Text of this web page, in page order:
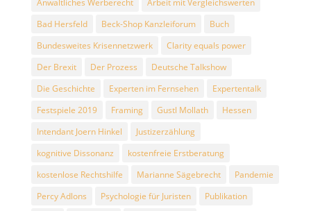
Anwaltliches Werberecht
Arbeit mit Vergleichswerten
Bad Hersfeld
Beck-Shop Kanzleiforum
Buch
Bundesweites Krisennetzwerk
Clarity equals power
Der Brexit
Der Prozess
Deutsche Talkshow
Die Geschichte
Experten im Fernsehen
Expertentalk
Festspiele 2019
Framing Gustl Mollath
Hessen
Intendant Joern Hinkel
Justizerzählung
kognitive Dissonanz
kostenfreie Erstberatung
kostenlose Rechtshilfe
Marianne Sägebrecht
Pandemie
Percy Adlons
Psychologie für Juristen
Publikation